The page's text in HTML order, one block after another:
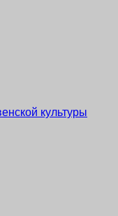
культуры